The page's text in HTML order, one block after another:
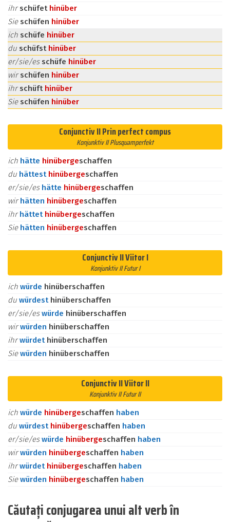
ihrschüfet hinüber
Sie schüfen hinüber
ich schüfe hinüber
du schüfst hinüber
er/sie/es schüfe hinüber
wirschüfen hinüber
ihrschüft hinüber
Sie schüfen hinüber
Conjunctiv II Prin perfect compus
Konjunktiv II Plusquamperfekt
ich hätte hinübergeschaffen
du hättest hinübergeschaffen
er/sie/es hätte hinübergeschaffen
wirhätten hinübergeschaffen
ihrhättet hinübergeschaffen
Sie hätten hinübergeschaffen
Conjunctiv II Viitor I
Konjunktiv II Futur I
ich würde hinüberschaffen
du würdest hinüberschaffen
er/sie/eswürde hinüberschaffen
wirwürden hinüberschaffen
ihrwürdet hinüberschaffen
Siewürden hinüberschaffen
Conjunctiv II Viitor II
Konjunktiv II Futur II
ich würde hinübergeschaffen haben
du würdest hinübergeschaffen haben
er/sie/eswürde hinübergeschaffen haben
wirwürden hinübergeschaffen haben
ihrwürdet hinübergeschaffen haben
Siewürden hinübergeschaffen haben
Căutați conjugarea unui alt verb în